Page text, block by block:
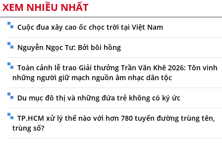
XEM NHIỀU NHẤT
Cuộc đua xây cao ốc chọc trời tại Việt Nam
Nguyễn Ngọc Tư: Bởi bôi hồng
Toàn cảnh lễ trao Giải thưởng Trần Văn Khê 2026: Tôn vinh
những người giữ mạch nguồn âm nhạc dân tộc
Du mục đô thị và những đứa trẻ không có ký ức
TP.HCM xử lý thế nào với hơn 780 tuyến đường trùng tên,
trùng số?